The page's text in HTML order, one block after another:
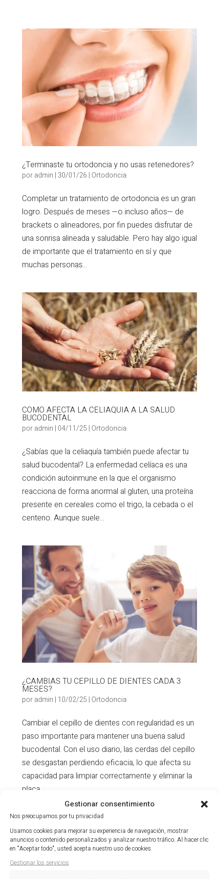
Gestionar consentimiento
Nos preocupamos por tu privacidad
Usamos cookies para mejorar su experiencia de navegación, mostrar
anuncios o contenido personalizados y analizar nuestro tráfico. Al hacer clic
en "Aceptar todo", usted acepta nuestro uso de cookies.
Gestionar los servicios
¿Terminaste tu ortodoncia y no usas retenedores?
poradmin | 30/01/26 | Ortodoncia
Completar un tratamiento de ortodoncia es un gran
logro. Después de meses —o incluso años— de
brackets o alineadores, por fin puedes disfrutar de
una sonrisa alineada y saludable. Pero hay algo igual
de importante que el tratamiento en sí y que
muchas personas...
COMO AFECTA LA CELIAQUIA A LA SALUD
BUCODENTAL
poradmin | 04/11/25 | Ortodoncia
¿Sabías que la celiaquía también puede afectar tu
salud bucodental? La enfermedad celíaca es una
condición autoinmune en la que el organismo
reacciona de forma anormal al gluten, una proteína
presente en cereales como el trigo, la cebada o el
centeno. Aunque suele...
¿CAMBIAS TU CEPILLO DE DIENTES CADA 3
MESES?
poradmin | 10/02/25 | Ortodoncia
Cambiar el cepillo de dientes con regularidad es un
paso importante para mantener una buena salud
bucodental. Con el uso diario, las cerdas del cepillo
se desgastan perdiendo eficacia, lo que afecta su
capacidad para limpiar correctamente y eliminar la
placa...
Entradas recientes